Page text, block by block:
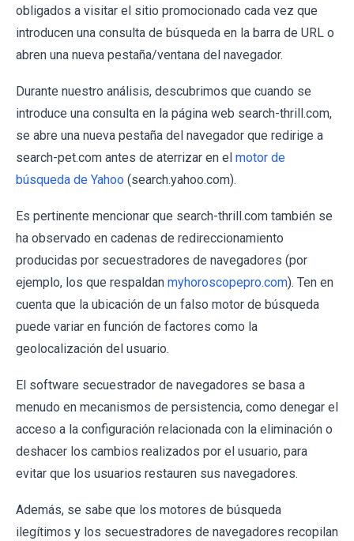
obligados a visitar el sitio promocionado cada vez que
introducen una consulta de búsqueda en la barra de URL o
abren una nueva pestaña/ventana del navegador.
Durante nuestro análisis, descubrimos que cuando se
introduce una consulta en la página web search-thrill.com,
se abre una nueva pestaña del navegador que redirige a
search-pet.com antes de aterrizar en el motor de
búsqueda de Yahoo (search.yahoo.com).
Es pertinente mencionar que search-thrill.com también se
ha observado en cadenas de redireccionamiento
producidas por secuestradores de navegadores (por
ejemplo, los que respaldan myhoroscopepro.com). Ten en
cuenta que la ubicación de un falso motor de búsqueda
puede variar en función de factores como la
geolocalización del usuario.
El software secuestrador de navegadores se basa a
menudo en mecanismos de persistencia, como denegar el
acceso a la configuración relacionada con la eliminación o
deshacer los cambios realizados por el usuario, para
evitar que los usuarios restauren sus navegadores.
Además, se sabe que los motores de búsqueda
ilegítimos y los secuestradores de navegadores recopilan